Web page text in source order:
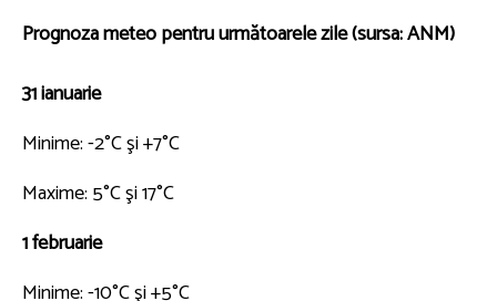
Prognoza meteo pentru următoarele zile (sursa: ANM)
31 ianuarie
Minime: -2°C şi +7°C
Maxime: 5°C şi 17°C
1 februarie
Minime: -10°C şi +5°C